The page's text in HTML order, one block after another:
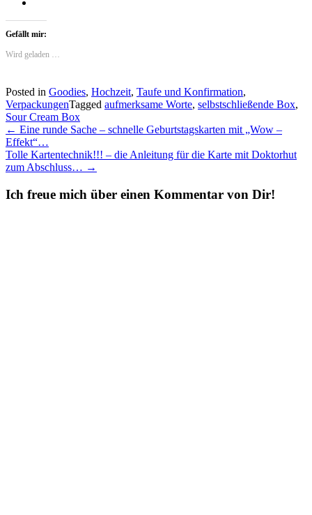
Gefällt mir:
Wird geladen …
Posted in Goodies, Hochzeit, Taufe und Konfirmation,
VerpackungenTagged aufmerksame Worte, selbstschließende Box,
Sour Cream Box
Post
navigation
← Eine runde Sache – schnelle Geburtstagskarten mit „Wow –
Effekt“…
Tolle Kartentechnik!!! – die Anleitung für die Karte mit Doktorhut
zum Abschluss… →
Ich freue mich über einen Kommentar von Dir!